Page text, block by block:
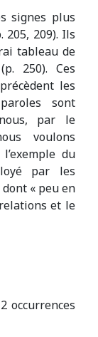
signes plus
205, 209). Ils
tableau de
250). Ces
les
sont
par le
voulons
du
par les
« peu en
et le
occurrences